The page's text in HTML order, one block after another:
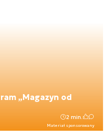
„Magazyn od
Materiał sponsorowany
2 min.